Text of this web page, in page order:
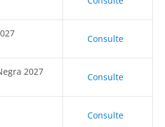
Consulte
2027 Consulte
Consulte